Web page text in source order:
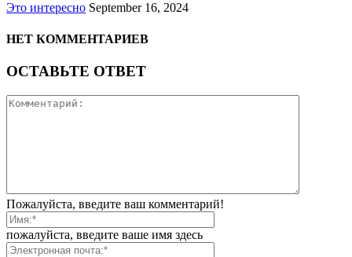
Это интересно September 16, 2024
НЕТ КОММЕНТАРИЕВ
ОСТАВЬТЕ ОТВЕТ
Пожалуйста, введите ваш комментарий!
пожалуйста, введите ваше имя здесь